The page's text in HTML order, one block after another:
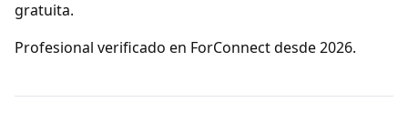
gratuita.
Profesional verificado en ForConnect desde 2026.